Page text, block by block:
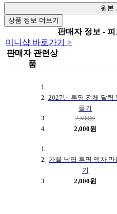
원본
상품 정보 더보기
판매자 정보 -
미니샵 바로가기 >
판매자 관련상
품
2027년 투명 전체 달력
들기
2,500원
2,000원
가을 낙엽 투명 액자 만
기
2,000원